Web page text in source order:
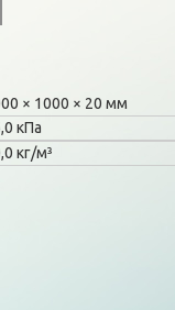
1000
20 мм
кПа
кг/м³